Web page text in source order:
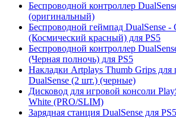
Беспроводной контроллер
(оригинальный)
Беспроводной геймпад DualSense -
(Космический красный) для PS5
Беспроводной контроллер
(Черная полночь) для PS5
Накладки Artplays Thumb Grips для
DualSense (2 шт.) (черные)
Дисковод для игровой консоли
White (PRO/SLIM)
Зарядная станция DualSense для PS5